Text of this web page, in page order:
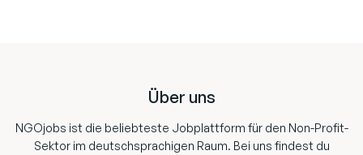
Über uns
NGOjobs ist die beliebteste Jobplattform für den Non-Profit-
Sektor im deutschsprachigen Raum. Bei uns findest du